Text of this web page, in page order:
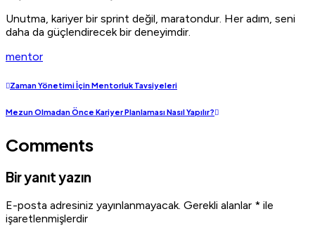
Unutma, kariyer bir sprint değil, maratondur. Her adım, seni
daha da güçlendirecek bir deneyimdir.
mentor
Zaman Yönetimi İçin Mentorluk Tavsiyeleri
Mezun Olmadan Önce Kariyer Planlaması Nasıl Yapılır?
Comments
Bir yanıt yazın
E-posta adresiniz yayınlanmayacak. Gerekli alanlar * ile
işaretlenmişlerdir